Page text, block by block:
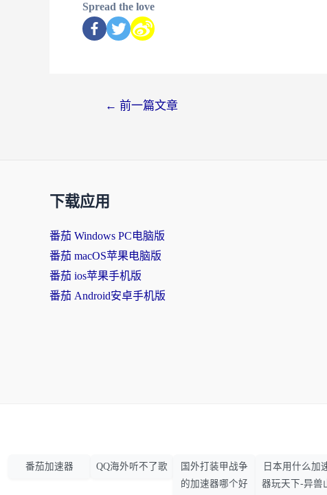
Spread the love
← 前一篇文章
下载应用
番茄 Windows PC电脑版
番茄 macOS苹果电脑版
番茄 ios苹果手机版
番茄 Android安卓手机版
番茄加速器 QQ海外听不了歌
国外打装甲战争
的加速器哪个好
日本用什么加
器玩天下-异兽